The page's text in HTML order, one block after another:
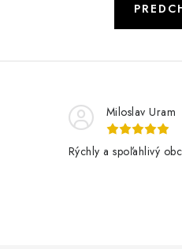
Miloslav Uram
Rýchly a spoľahlivý